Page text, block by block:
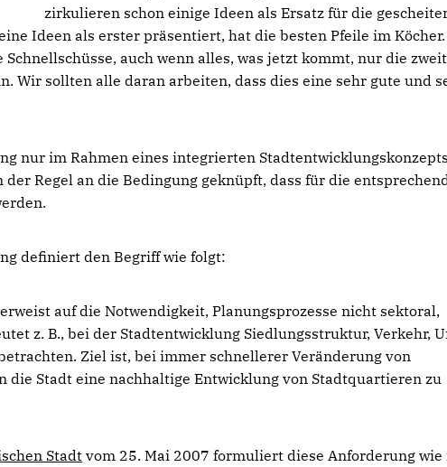
zirkulieren schon einige Ideen als Ersatz für die
Ideen als erster präsentiert, hat die besten Pfeile im
auch wenn alles, was jetzt kommt, nur die
Wir sollten alle daran arbeiten, dass dies eine sehr gute und
nur im Rahmen eines integrierten Stadtentwicklungskonzepts
Regel an die Bedingung geknüpft, dass für die
definiert den Begriff wie folgt:
auf die Notwendigkeit, Planungsprozesse nicht sektoral,
z. B., bei der Stadtentwicklung Siedlungsstruktur, Verkehr,
Ziel ist, bei immer schnellerer Veränderung von
die Stadt eine nachhaltige Entwicklung von Stadtquartieren zu
Stadtvom 25. Mai 2007 formuliert diese Anforderung wie